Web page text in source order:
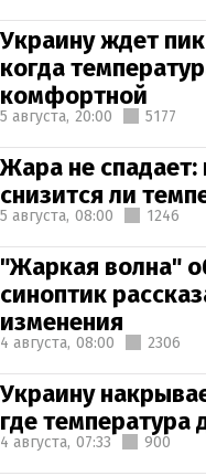
Украину ждет
когда
комфортной
5 августа, 20:00 5177
Жара не
снизится ли
5 августа, 08:00 1246
"Жаркая волна"
синоптик
изменения
4 августа, 08:00 2306
Украину
где температура
4 августа, 07:33 900